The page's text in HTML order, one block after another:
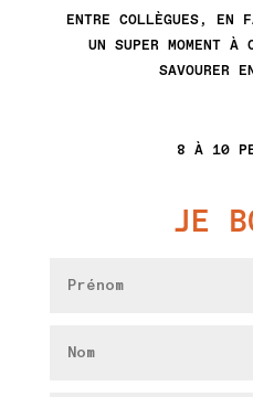
ENTRE COLLÈGUES, EN
UN SUPER MOMENT
SAVOURER
8 À 10
JE